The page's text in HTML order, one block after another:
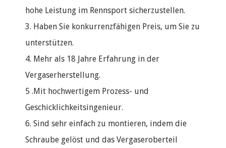
hohe Leistung im Rennsport sicherzustellen.
3. Haben Sie konkurrenzfähigen Preis, um Sie zu
unterstützen.
4. Mehr als 18 Jahre Erfahrung in der
Vergaserherstellung.
5 .Mit hochwertigem Prozess- und
Geschicklichkeitsingenieur.
6. Sind sehr einfach zu montieren, indem die
Schraube gelöst und das Vergaseroberteil